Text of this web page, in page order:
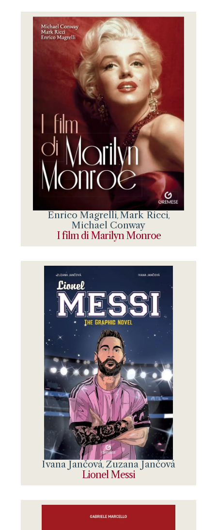
Enrico Magrelli, Mark Ricci,
Michael Conway
I film di Marilyn Monroe
Ivana Jančová, Zuzana Jančová
Lionel Messi